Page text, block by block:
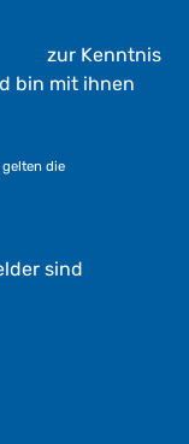
zur Kenntnis
bin mit ihnen
die
sind